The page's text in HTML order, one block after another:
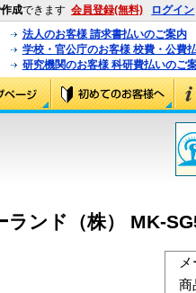
成できます 会員登録(無料) ログイン
法人のお客様 請求書払いのご案内
学校・官公庁のお客様 校費・公費
研究機関のお客様 科研費払いのご
ランド（株） MK-
商